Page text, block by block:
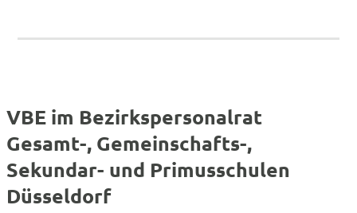
VBE im Bezirkspersonalrat
Gesamt-, Gemeinschafts-,
Sekundar- und Primusschulen
Düsseldorf